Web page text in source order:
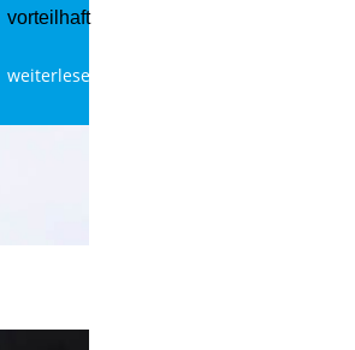
vorteilhaft
weiterlesen